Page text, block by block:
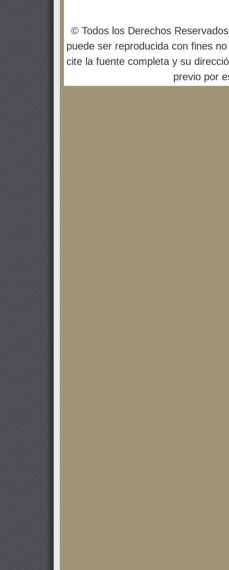
© Todos los Derechos
puede ser reproducida con fines
cite la fuente completa y su
previo por